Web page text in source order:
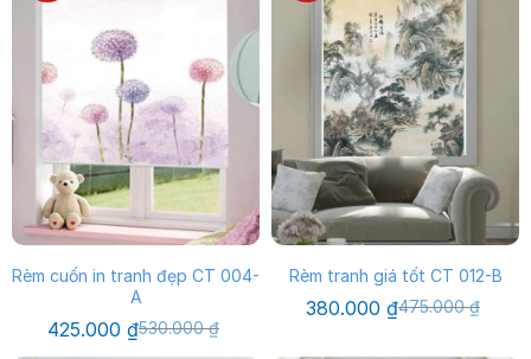
Rèm cuốn in tranh đẹp CT 004-
A
530.000₫
Giá
gốc
425.000 ₫Giá
hiện
Rèm tranh giá tốt CT 012-B
475.000₫
Giá
gốc
380.000 ₫Giá
hiện